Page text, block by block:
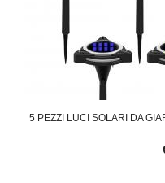
5 PEZZI LUCI SOLARI DA